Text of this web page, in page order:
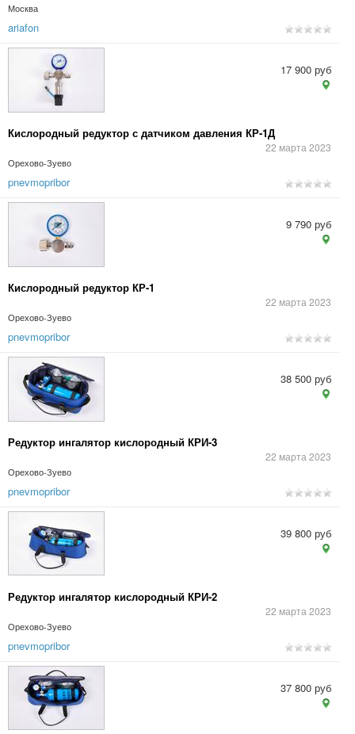
Москва
ariafon
Кислородный редуктор с датчиком давления КР-1Д
22 марта 2023
Орехово-Зуево
17 900 руб
pnevmopribor
Кислородный редуктор КР-1
22 марта 2023
Орехово-Зуево
9 790 руб
pnevmopribor
Редуктор ингалятор кислородный КРИ-3
22 марта 2023
Орехово-Зуево
38 500 руб
pnevmopribor
Редуктор ингалятор кислородный КРИ-2
22 марта 2023
Орехово-Зуево
39 800 руб
pnevmopribor
37 800 руб